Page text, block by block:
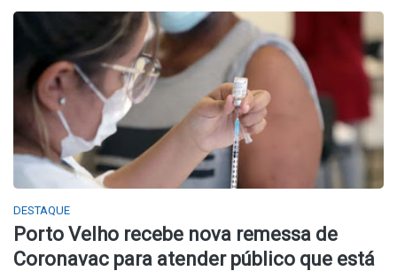
DESTAQUE
Porto Velho recebe nova remessa de
Coronavac para atender público que está